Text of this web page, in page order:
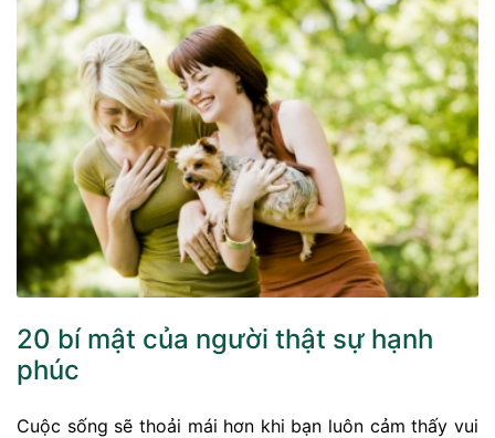
20 bí mật của người thật sự hạnh
phúc
Cuộc sống sẽ thoải mái hơn khi bạn luôn cảm thấy vui